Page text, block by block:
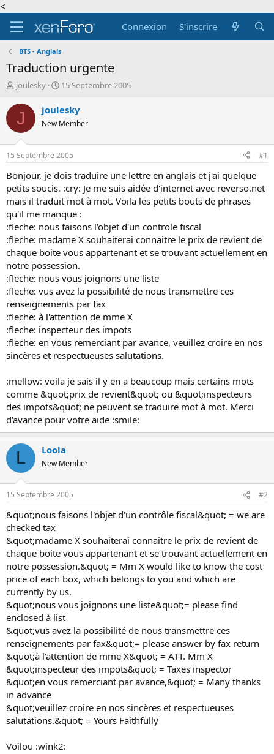
<
Connexion
S'inscrire
BTS - Anglais
Traduction urgente
A
t
r
d
e
l
a
d
i
s
c
u
s
s
i
o
n
joulesky
D
t
d
d
é
b
15 Septembre 2005
J joulesky
New Member
15 Septembre 2005 #1
Bonjour, je dois traduire une lettre en anglais et j'ai quelque
petits soucis. :cry: Je me suis aidée d'internet avec reverso.net
mais il traduit mot à mot. Voila les petits bouts de phrases
qu'il me manque :
:fleche: nous faisons l'objet d'un controle fiscal
:fleche: madame X souhaiterai connaitre le prix de revient de
chaque boite vous appartenant et se trouvant actuellement en
notre possession.
:fleche: nous vous joignons une liste
:fleche: vus avez la possibilité de nous transmettre ces
renseignements par fax
:fleche: à l'attention de mme X
:fleche: inspecteur des impots
:fleche: en vous remerciant par avance, veuillez croire en nos
sincères et respectueuses salutations.
:mellow: voila je sais il y en a beaucoup mais certains mots
comme &quot;prix de revient&quot; ou &quot;inspecteurs
des impots&quot; ne peuvent se traduire mot à mot. Merci
d'avance pour votre aide :smile:
L Loola
New Member
15 Septembre 2005 #2
&quot;nous faisons l'objet d'un contrôle fiscal&quot; = we are
checked tax
&quot;madame X souhaiterai connaitre le prix de revient de
chaque boite vous appartenant et se trouvant actuellement en
notre possession.&quot; = Mm X would like to know the cost
price of each box, which belongs to you and which are
currently by us.
&quot;nous vous joignons une liste&quot;= please find
enclosed à list
&quot;vus avez la possibilité de nous transmettre ces
renseignements par fax&quot;= please answer by fax return
&quot;à l'attention de mme X&quot; = ATT. Mm X
&quot;inspecteur des impots&quot; = Taxes inspector
&quot;en vous remerciant par avance,&quot; = Many thanks
in advance
&quot;veuillez croire en nos sincères et respectueuses
salutations.&quot; = Yours Faithfully
Voilou :wink2: